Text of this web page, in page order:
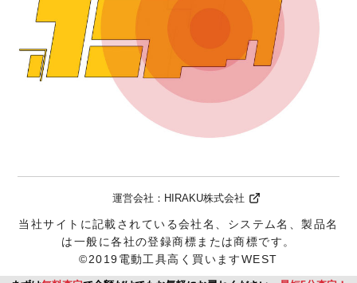
運営会社： HIRAKU株式会社
当社サイトに記載されている会社名、システム名、製品名
は一般に各社の登録商標または商標です。
©2019電動工具高く買いますWEST